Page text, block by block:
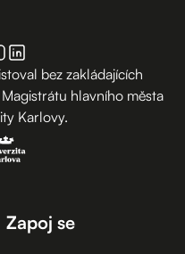
bez zakládajících
hlavního města
Karlovy.
Zapoj se